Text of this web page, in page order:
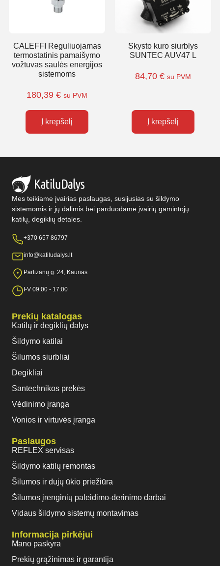
CALEFFI Reguliuojamas
termostatinis pamaišymo
vožtuvas saulės energijos
sistemoms
180,39 € su PVM
Į krepšelį
Skysto kuro siurblys
SUNTEC AUV47 L
84,70 € su PVM
Į krepšelį
Mes teikiame įvairias paslaugas, susijusias su šildymo
sistemomis ir jų dalimis bei parduodame įvairių gamintojų
katilų, degiklių detales.
+370 657 86797
info@katiludalys.lt
Partizanų g. 24, Kaunas
I-V 09:00 - 17:00
Prekių katalogas
Katilų ir degiklių dalys
Šildymo katilai
Šilumos siurbliai
Degikliai
Santechnikos prekės
Vėdinimo įranga
Vonios ir virtuvės įranga
Paslaugos
REFLEX servisas
Šildymo katilų remontas
Šilumos ir dujų ūkio priežiūra
Šilumos įrenginių paleidimo-derinimo darbai
Vidaus šildymo sistemų montavimas
Informacija pirkėjui
Mano paskyra
Prekių grąžinimas ir garantija